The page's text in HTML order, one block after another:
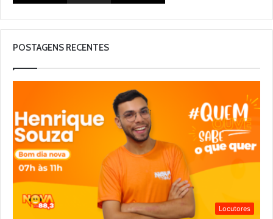
POSTAGENS RECENTES
Locutores